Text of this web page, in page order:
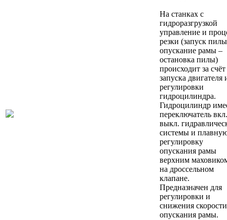
На станках с
гидроразгрузкой
управление и
резки (запуск
опускание рамы –
остановка пилы)
происходит за счёт
запуска двигателя
регулировки
гидроцилиндра.
Гидроцилиндр
переключатель
выкл.
системы и
регулировку
опускания рамы
верхним
на дроссельном
клапане.
Предназначен для
регулировки и
снижения скорости
опускания рамы.